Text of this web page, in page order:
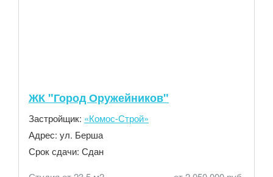
ЖК "Город Оружейников"
Застройщик: «Комос-Строй»
Адрес: ул. Берша
Срок сдачи: Сдан